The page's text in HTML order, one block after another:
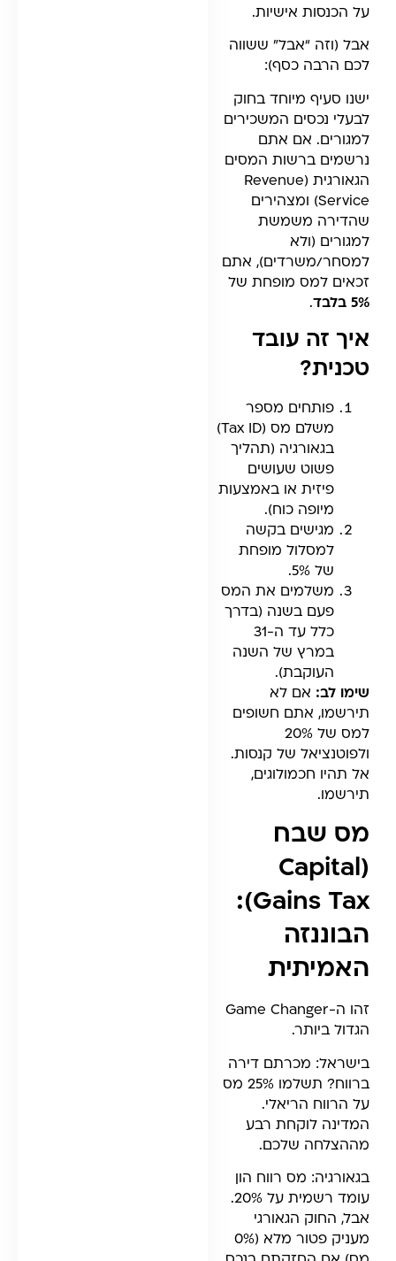
על הכנסות אישיות.
אבל (וזה “אבל” ששווה
לכם הרבה כסף):
ישנו סעיף מיוחד בחוק
לבעלי נכסים המשכירים
למגורים. אם אתם
נרשמים ברשות המסים
הגאורגית (Revenue
Service) ומצהירים
שהדירה משמשת
למגורים (ולא
למסחר/משרדים), אתם
זכאים למס מופחת של
5% בלבד
.
איך זה עובד
טכנית?
פותחים מספר
משלם מס (Tax ID)
בגאורגיה (תהליך
פשוט שעושים
פיזית או באמצעות
מיופה כוח).
מגישים בקשה
למסלול מופחת
של 5%.
משלמים את המס
פעם בשנה (בדרך
כלל עד ה-31
במרץ של השנה
העוקבת).
שימו לב: אם לא
תירשמו, אתם חשופים
למס של 20%
ולפוטנציאל של קנסות.
אל תהיו חכמולוגים,
תירשמו.
מס שבח
(Capital
Gains Tax):
הבוננזה
האמיתית
זהו ה-Game Changer
הגדול ביותר.
בישראל: מכרתם דירה
ברווח? תשלמו 25% מס
על הרווח הריאלי.
המדינה לוקחת רבע
מההצלחה שלכם.
בגאורגיה: מס רווח הון
עומד רשמית על 20%.
אבל, החוק הגאורגי
מעניק פטור מלא (0%